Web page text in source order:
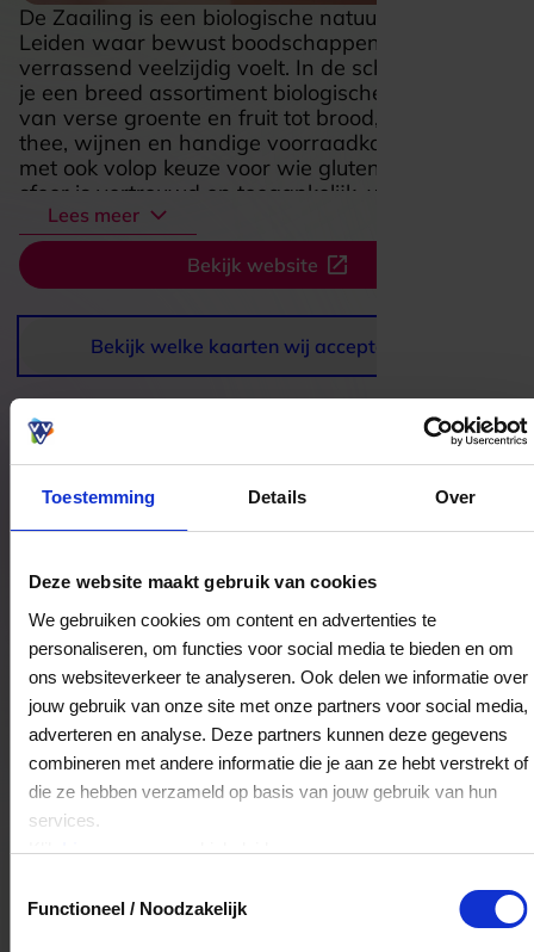
Toestemming Details Over
Deze website maakt gebruik van cookies
We gebruiken cookies om content en advertenties te
personaliseren, om functies voor social media te bieden en om
ons websiteverkeer te analyseren. Ook delen we informatie over
jouw gebruik van onze site met onze partners voor social media,
adverteren en analyse. Deze partners kunnen deze gegevens
combineren met andere informatie die je aan ze hebt verstrekt of
die ze hebben verzameld op basis van jouw gebruik van hun
services.
Klikhiervoor ons cookiebeleid.
Functioneel / Noodzakelijk
De Zaailing is een biologische natuurwinkel in
Leiden waar bewust boodschappen doen
verrassend veelzijdig voelt. In de schappen vind
je een breed assortiment biologische producten,
van verse groente en fruit tot brood, zuivel, koffie,
thee, wijnen en handige voorraadkastfavorieten,
met ook volop keuze voor wie glutenvrij eet. De
sfeer is vertrouwd en toegankelijk, waardoor je er
net zo makkelijk binnenloopt voor een snelle
boodschap als voor een inspirerende ronde langs
smaakvolle en pure producten. Juist die mix van
vers, speciaal en alledaags maakt De Zaailing
aantrekkelijk voor iedereen die houdt van goed
eten en een winkel met karakter.
Lees meer
Bekijk website
Bekijk welke kaarten wij accepteren
Bestedingslocaties
De Zaailing
Ruysdaelstraat 19-23
1071WZ Amsterdam
Veelgestelde Vragen
Ja, je mag het saldo van je VVV